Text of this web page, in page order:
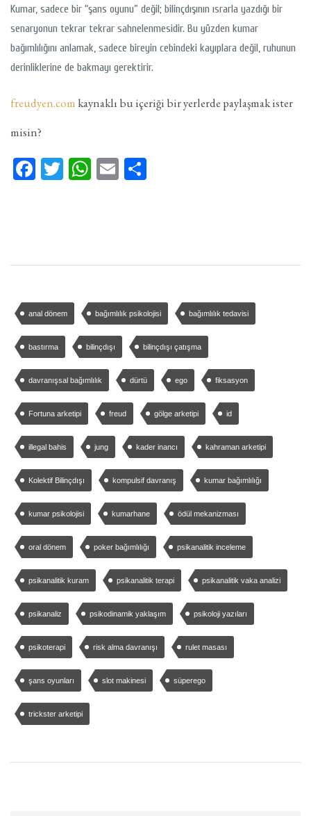
Kumar, sadece bir “şans oyunu” değil; bilinçdışının ısrarla yazdığı bir
senaryonun tekrar tekrar sahnelenmesidir. Bu yüzden kumar
bağımlılığını anlamak, sadece bireyin cebindeki kayıplara değil, ruhunun
derinliklerine de bakmayı gerektirir.
freudyen.com kaynaklı bu içeriği bir yerlerde paylaşmak ister
misin?
Facebook
TwitterWhatsApp
Email
anal dönem bağımlılık psikolojisi bağımlılık tedavisi
bastırma bilinçdışı bilinçdışı çatışma
davranışsal bağımlılık dürtü ego fiksasyon
Fortuna arketipi freud gölge arketipi id
illegal bahis jung kader inancı kahraman arketipi
Kolektif Bilinçdışı kompulsif davranış kumar bağımlılığı
kumar psikolojisi kumarhane ödül mekanizması
oral dönem poker bağımlılığı psikanalitik inceleme
psikanalitik kuram psikanalitik terapi psikanalitik vaka analizi
psikanaliz psikodinamik yaklaşım psikoloji yazıları
psikoterapi risk alma davranışı rulet masası
şans oyunları slot makinesi süperego
trickster arketipi